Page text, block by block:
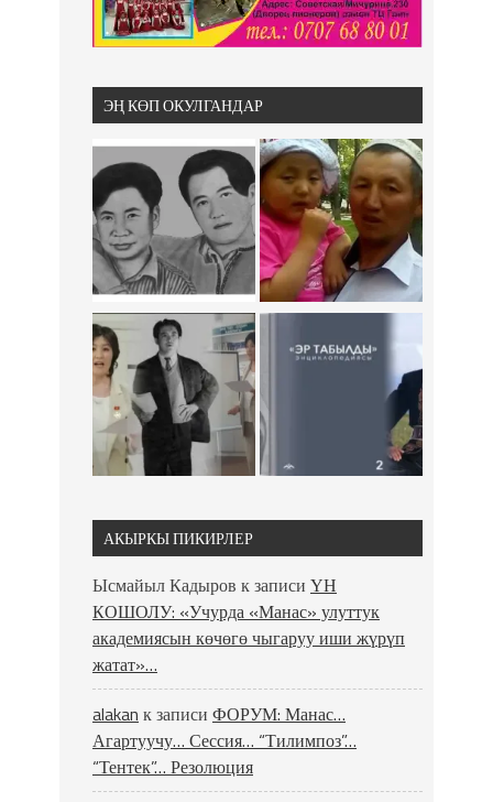
ЭҢ КӨП ОКУЛГАНДАР
АКЫРКЫ ПИКИРЛЕР
Ысмайыл Кадыров к записи ҮН
КОШОЛУ: «Учурда «Манас» улуттук
академиясын көчөгө чыгаруу иши жүрүп
жатат»…
alakan к записи ФОРУМ: Манас…
Агартуучу… Сессия… “Тилимпоз”…
“Тентек”… Резолюция